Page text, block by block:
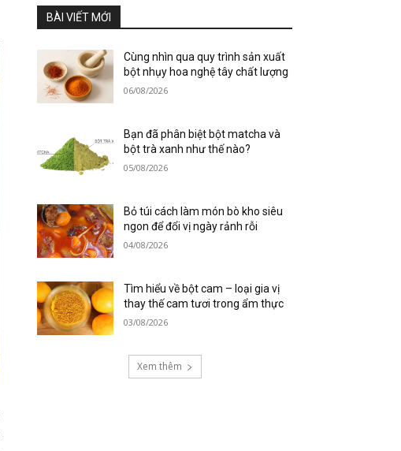
BÀI VIẾT MỚI
Cùng nhìn qua quy trình sản xuất
bột nhụy hoa nghệ tây chất lượng
06/08/2026
Bạn đã phân biệt bột matcha và
bột trà xanh như thế nào?
05/08/2026
Bỏ túi cách làm món bò kho siêu
ngon để đổi vị ngày rảnh rỗi
04/08/2026
Tìm hiểu về bột cam – loại gia vị
thay thế cam tươi trong ẩm thực
03/08/2026
Xem thêm